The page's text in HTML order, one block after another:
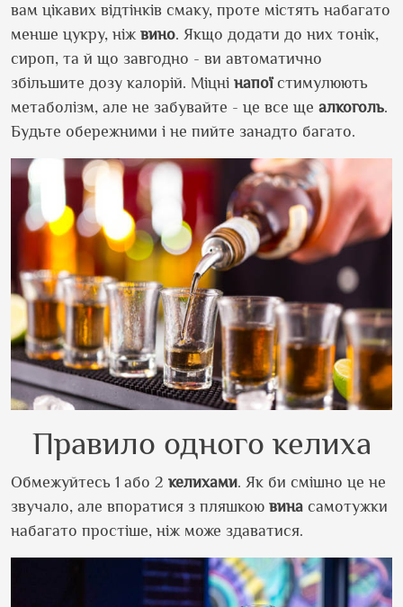
вам цікавих відтінків смаку, проте містять набагато
менше цукру, ніж вино. Якщо додати до них тонік,
сироп, та й що завгодно - ви автоматично
збільшите дозу калорій. Міцні напоїстимулюють
метаболізм, але не забувайте - це все ще алкоголь.
Будьте обережними і не пийте занадто багато.
Правило одного келиха
Обмежуйтесь 1 або 2 келихами. Як би смішно це не
звучало, але впоратися з пляшкою вина самотужки
набагато простіше, ніж може здаватися.